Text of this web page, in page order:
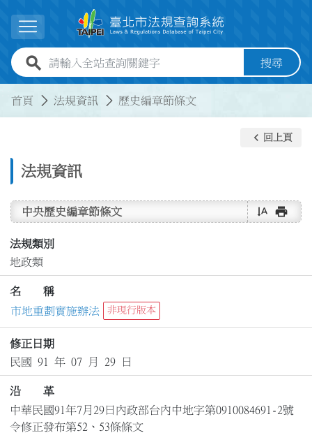
展開選單
全站查詢關鍵字欄位 搜尋
首頁 法規資訊 歷史編章節條文
法規資訊
keyboard_arrow_left 回上頁
中央歷史編章節條文 text_rotate_vertical print
法規類別
地政類
名 稱
市地重劃實施辦法
非現行版本
修正日期
民國 91 年 07 月 29 日
沿 革
中華民國91年7月29日內政部台內中地字第0910084691-2號
令修正發布第52、53條條文